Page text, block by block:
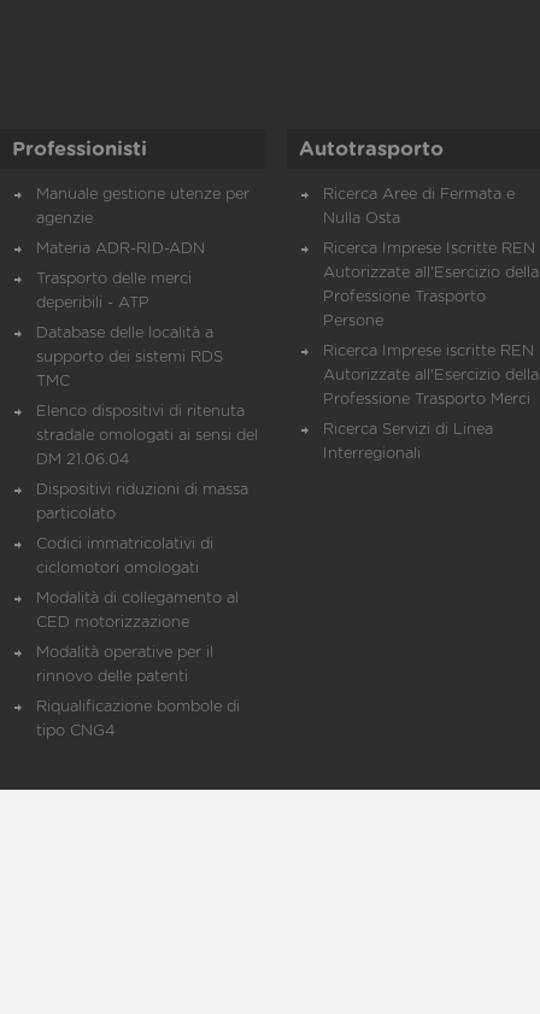
Professionisti
Manuale gestione utenze per
agenzie
Materia ADR-RID-ADN
Trasporto delle merci
deperibili - ATP
Database delle località a
supporto dei sistemi RDS
TMC
Elenco dispositivi di ritenuta
stradale omologati ai sensi del
DM 21.06.04
Dispositivi riduzioni di massa
particolato
Codici immatricolativi di
ciclomotori omologati
Modalità di collegamento al
CED motorizzazione
Modalità operative per il
rinnovo delle patenti
Riqualificazione bombole di
tipo CNG4
Autotrasporto
Ricerca Aree di Fermata e
Nulla Osta
Ricerca Imprese Iscritte REN
Autorizzate all'Esercizio della
Professione Trasporto
Persone
Ricerca Imprese iscritte REN
Autorizzate all'Esercizio della
Professione Trasporto Merci
Ricerca Servizi di Linea
Interregionali